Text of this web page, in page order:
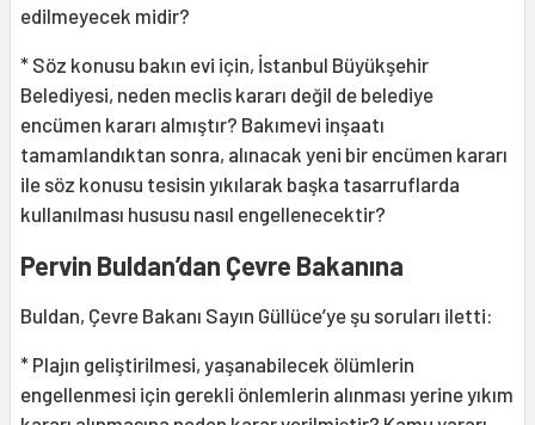
edilmeyecek midir?
* Söz konusu bakın evi için, İstanbul Büyükşehir
Belediyesi, neden meclis kararı değil de belediye
encümen kararı almıştır? Bakımevi inşaatı
tamamlandıktan sonra, alınacak yeni bir encümen kararı
ile söz konusu tesisin yıkılarak başka tasarruflarda
kullanılması hususu nasıl engellenecektir?
Pervin Buldan’dan Çevre Bakanına
Buldan, Çevre Bakanı Sayın Güllüce’ye şu soruları iletti:
* Plajın geliştirilmesi, yaşanabilecek ölümlerin
engellenmesi için gerekli önlemlerin alınması yerine yıkım